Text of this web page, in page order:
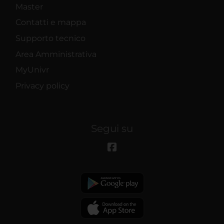
Master
Contatti e mappa
Supporto tecnico
Area Amministrativa
MyUnivr
Privacy policy
Segui su